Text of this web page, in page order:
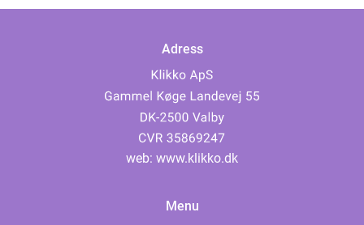
Adress
web: www.klikko.dk
Menu